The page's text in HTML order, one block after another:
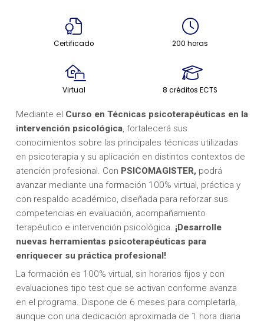
Certificado 200 horas
Virtual 8 créditos ECTS
Mediante el Curso en Técnicas psicoterapéuticas en la
intervención psicológica, fortalecerá sus
conocimientos sobre las principales técnicas utilizadas
en psicoterapia y su aplicación en distintos contextos de
atención profesional. Con PSICOMAGISTER, podrá
avanzar mediante una formación 100% virtual, práctica y
con respaldo académico, diseñada para reforzar sus
competencias en evaluación, acompañamiento
terapéutico e intervención psicológica. ¡Desarrolle
nuevas herramientas psicoterapéuticas para
enriquecer su práctica profesional!
La formación es 100% virtual, sin horarios fijos y con
evaluaciones tipo test que se activan conforme avanza
en el programa. Dispone de 6 meses para completarla,
aunque con una dedicación aproximada de 1 hora diaria